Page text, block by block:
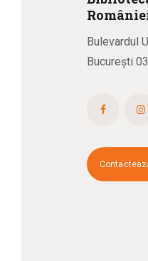
R
Bulevardul
București